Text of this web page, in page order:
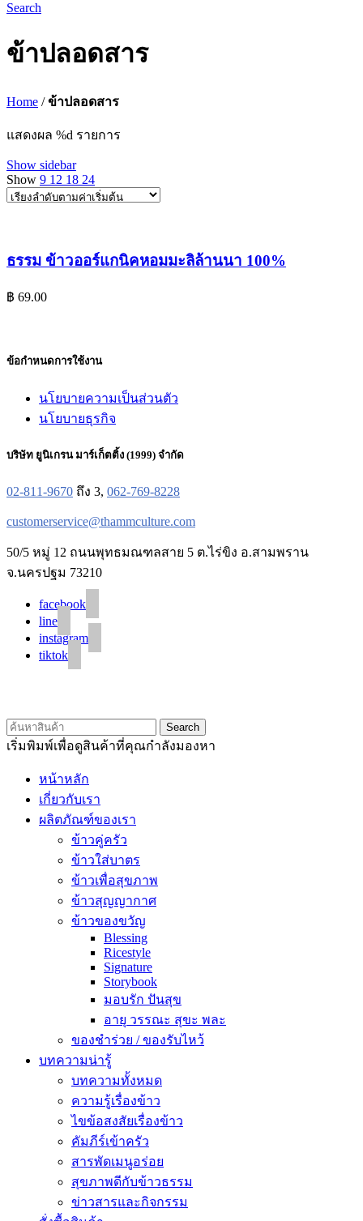
Search
ข้าปลอดสาร
Home /ข้าปลอดสาร
แสดงผล %d รายการ
Show sidebar
Show 9 12 18 24
ธรรม ข้าวออร์แกนิคหอมมะลิล้านนา 100%
฿ 69.00
ข้อกำหนดการใช้งาน
นโยบายความเป็นส่วนตัว
นโยบายธุรกิจ
บริษัท ยูนิเกรน มาร์เก็ตติ้ง (1999) จำกัด
02-811-9670 ถึง 3, 062-769-8228
customerservice@thammculture.com
50/5 หมู่ 12 ถนนพุทธมณฑลสาย 5 ต.ไร่ขิง อ.สามพราน
จ.นครปฐม 73210
facebook
line
instagram
tiktok
Search
เริ่มพิมพ์เพื่อดูสินค้าที่คุณกำลังมองหา
หน้าหลัก
เกี่ยวกับเรา
ผลิตภัณฑ์ของเรา
ข้าวคู่ครัว
ข้าวใส่บาตร
ข้าวเพื่อสุขภาพ
ข้าวสุญญากาศ
ข้าวของขวัญ
Blessing
Ricestyle
Signature
Storybook
มอบรัก ปันสุข
อายุ วรรณะ สุขะ พละ
ของชำร่วย / ของรับไหว้
บทความน่ารู้
บทความทั้งหมด
ความรู้เรื่องข้าว
ไขข้อสงสัยเรื่องข้าว
คัมภีร์เข้าครัว
สารพัดเมนูอร่อย
สุขภาพดีกับข้าวธรรม
ข่าวสารและกิจกรรม